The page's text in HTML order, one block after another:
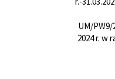
UM/PW9/
2024 r. w